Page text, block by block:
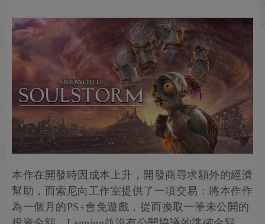
本作在開發時因成本上升，開發商尋求額外的經濟
幫助，而索尼向工作室提供了一項交易：將本作作
為一個月的PS+會免遊戲，從而換取一筆未公開的